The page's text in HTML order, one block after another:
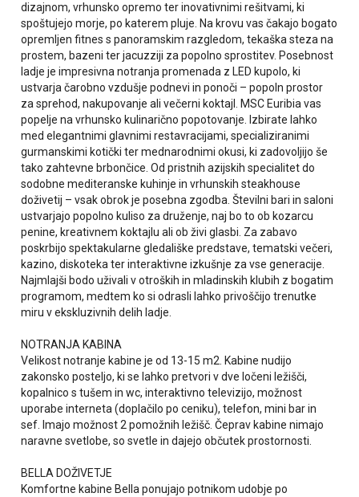
dizajnom, vrhunsko opremo ter inovativnimi rešitvami, ki
spoštujejo morje, po katerem pluje. Na krovu vas čakajo bogato
opremljen fitnes s panoramskim razgledom, tekaška steza na
prostem, bazeni ter jacuzziji za popolno sprostitev. Posebnost
ladje je impresivna notranja promenada z LED kupolo, ki
ustvarja čarobno vzdušje podnevi in ponoči – popoln prostor
za sprehod, nakupovanje ali večerni koktajl. MSC Euribia vas
popelje na vrhunsko kulinarično popotovanje. Izbirate lahko
med elegantnimi glavnimi restavracijami, specializiranimi
gurmanskimi kotički ter mednarodnimi okusi, ki zadovoljijo še
tako zahtevne brbončice. Od pristnih azijskih specialitet do
sodobne mediteranske kuhinje in vrhunskih steakhouse
doživetij – vsak obrok je posebna zgodba. Številni bari in saloni
ustvarjajo popolno kuliso za druženje, naj bo to ob kozarcu
penine, kreativnem koktajlu ali ob živi glasbi. Za zabavo
poskrbijo spektakularne gledališke predstave, tematski večeri,
kazino, diskoteka ter interaktivne izkušnje za vse generacije.
Najmlajši bodo uživali v otroških in mladinskih klubih z bogatim
programom, medtem ko si odrasli lahko privoščijo trenutke
miru v ekskluzivnih delih ladje.
NOTRANJA KABINA
Velikost notranje kabine je od 13-15 m2. Kabine nudijo
zakonsko posteljo, ki se lahko pretvori v dve ločeni ležišči,
kopalnico s tušem in wc, interaktivno televizijo, možnost
uporabe interneta (doplačilo po ceniku), telefon, mini bar in
sef. Imajo možnost 2 pomožnih ležišč. Čeprav kabine nimajo
naravne svetlobe, so svetle in dajejo občutek prostornosti.
BELLA DOŽIVETJE
Komfortne kabine Bella ponujajo potnikom udobje po